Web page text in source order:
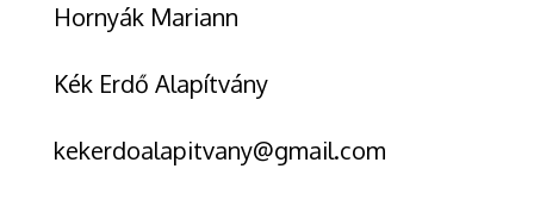
Hornyák Mariann
Kék Erdő Alapítvány
kekerdoalapitvany@gmail.com